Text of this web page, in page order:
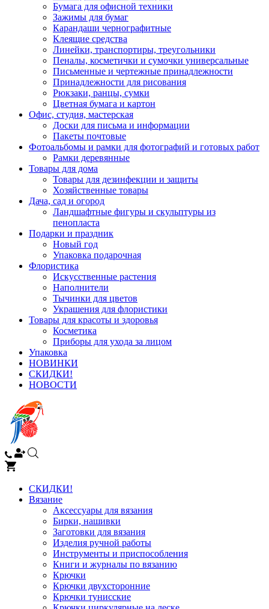
Бумага для офисной техники
Зажимы для бумаг
Карандаши чернографитные
Клеящие средства
Линейки, транспортиры, треугольники
Пеналы, косметички и сумочки универсальные
Письменные и чертежные принадлежности
Принадлежности для рисования
Рюкзаки, ранцы, сумки
Цветная бумага и картон
Офис, студия, мастерская
Доски для письма и информации
Пакеты почтовые
Фотоальбомы и рамки для фотографий и готовых работ
Рамки деревянные
Товары для дома
Товары для дезинфекции и защиты
Хозяйственные товары
Дача, сад и огород
Ландшафтные фигуры и скульптуры из
пенопласта
Подарки и праздник
Новый год
Упаковка подарочная
Флористика
Искусственные растения
Наполнители
Тычинки для цветов
Украшения для флористики
Товары для красоты и здоровья
Косметика
Приборы для ухода за лицом
Упаковка
НОВИНКИ
СКИДКИ!
НОВОСТИ
СКИДКИ!
Вязание
Аксессуары для вязания
Бирки, нашивки
Заготовки для вязания
Изделия ручной работы
Инструменты и приспособления
Книги и журналы по вязанию
Крючки
Крючки двухсторонние
Крючки тунисские